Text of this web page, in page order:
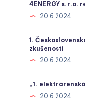
4ENERGY s.r.o.
20.6.2024
1.
zkušenosti
20.6.2024
„1.
20.6.2024